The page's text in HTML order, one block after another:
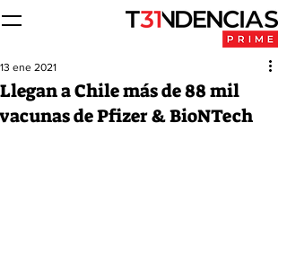
Llegan a Chile más de 88 mil
vacunas de Pfizer & BioNTech
13 ene 2021